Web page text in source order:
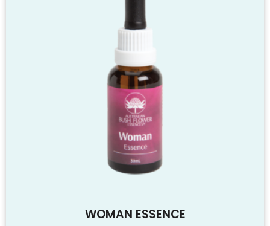
WOMAN ESSENCE